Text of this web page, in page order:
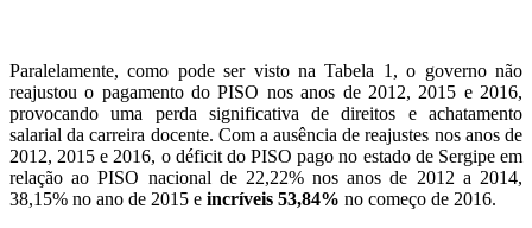
Paralelamente, como pode ser visto na Tabela 1, o governo não
reajustou o pagamento do PISO nos anos de 2012, 2015 e 2016,
provocando uma perda significativa de direitos e achatamento
salarial da carreira docente. Com a ausência de reajustes nos anos de
2012, 2015 e 2016, o déficit do PISO pago no estado de Sergipe em
relação ao PISO nacional de 22,22% nos anos de 2012 a 2014,
38,15% no ano de 2015 e incríveis 53,84% no começo de 2016.